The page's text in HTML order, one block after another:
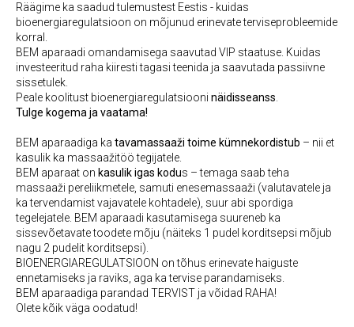
Räägime ka saadud tulemustest Eestis - kuidas
bioenergiaregulatsioon on mõjunud erinevate terviseprobleemide
korral.
BEM aparaadi omandamisega saavutad VIP staatuse. Kuidas
investeeritud raha kiiresti tagasi teenida ja saavutada passiivne
sissetulek.
Peale koolitust bioenergiaregulatsiooni näidisseanss
Tulge kogema ja vaatama!
BEM aparaadiga ka tavamassaaži toime kümnekordistub – nii et
kasulik ka massaažitöö tegijatele.
BEM aparaat on kasulik igas kodus – temaga saab teha
massaaži pereliikmetele, samuti enesemassaaži (valutavatele ja
ka tervendamist vajavatele kohtadele), suur abi spordiga
tegelejatele. BEM aparaadi kasutamisega suureneb ka
sissevõetavate toodete mõju (näiteks 1 pudel korditsepsi mõjub
nagu 2 pudelit korditsepsi).
BIOENERGIAREGULATSIOON on tõhus erinevate haiguste
ennetamiseks ja raviks, aga ka tervise parandamiseks.
BEM aparaadiga parandad TERVIST ja võidad RAHA!
Olete kõik väga oodatud!